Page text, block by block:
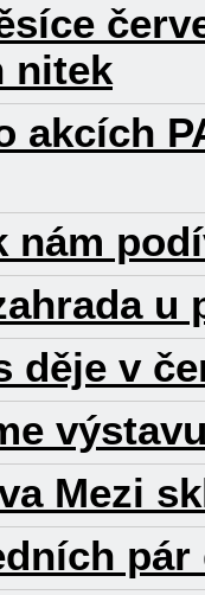
nitek
akcích
nám
u
děje v
Mezi